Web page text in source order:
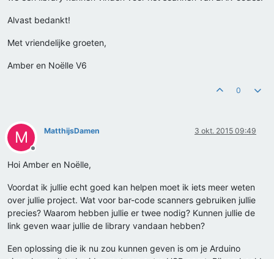
Alvast bedankt!
Met vriendelijke groeten,
Amber en Noëlle V6
0
M
Offline
MatthijsDamen 3 okt. 2015 09:49
Hoi Amber en Noëlle,
Voordat ik jullie echt goed kan helpen moet ik iets meer weten
over jullie project. Wat voor bar-code scanners gebruiken jullie
precies? Waarom hebben jullie er twee nodig? Kunnen jullie de
link geven waar jullie de library vandaan hebben?
Een oplossing die ik nu zou kunnen geven is om je Arduino